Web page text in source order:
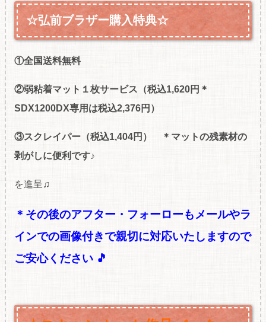
☆弘前ブラザー購入特典☆
①全国送料無料
②弱粘着マット１枚サービス（税込1,620円＊
SDX1200DX専用は税込2,376円）
③スクレイパー（税込1,404円） ＊マットの残素材の
剥がしに便利です♪
を進呈♫
＊その後のアフター・フォーローもメールやラ
インでの画像付きで親切に対応いたしますので
ご安心ください 🎵